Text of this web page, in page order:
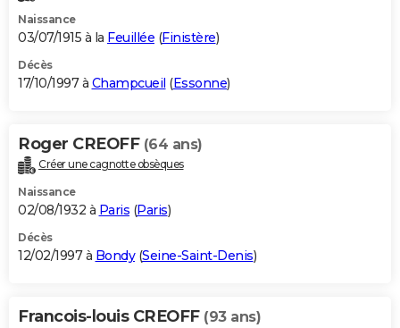
Naissance
03/07/1915 à la Feuillée (Finistère)
Décès
17/10/1997 à Champcueil (Essonne)
Roger CREOFF (64 ans)
Créer une cagnotte obsèques
Naissance
02/08/1932 à Paris (Paris)
Décès
12/02/1997 à Bondy(Seine-Saint-Denis)
Francois-louis CREOFF (93 ans)